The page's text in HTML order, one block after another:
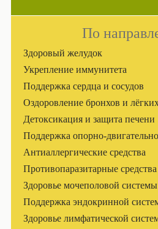
По
Здоровый желудок
Укрепление иммунитета
Поддержка сердца и сосудов
Оздоровление бронхов и
Детоксикация и защита печени
Поддержка опорно-
Антиаллергические средства
Противопаразитарные средства
Здоровье мочеполовой системы
Поддержка эндокринной
Здоровье лимфатической